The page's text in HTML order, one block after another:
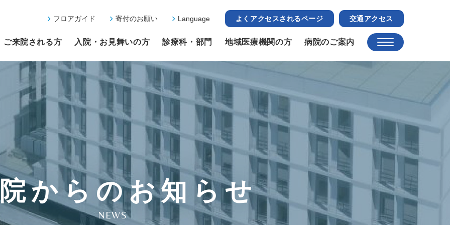
フロアガイド 寄付のお願い Language よくアクセスされるページ 交通アクセス
ご来院される方 入院・お見舞いの方 診療科・部門 地域医療機関の方 病院のご案内
からのお知らせ
NEWS